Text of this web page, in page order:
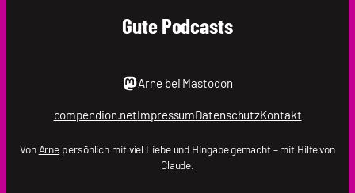
Gute Podcasts
Arne bei Mastodon
compendion.netImpressumDatenschutzKontakt
VonArne persönlich mit viel Liebe und Hingabe gemacht – mit Hilfe von
Claude.